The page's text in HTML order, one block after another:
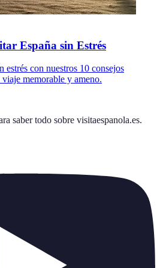
España sin Estrés
estrés con nuestros 10 consejos
memorable y ameno.
saber todo sobre visitaespanola.es.